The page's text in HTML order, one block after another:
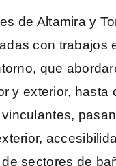
de Altamira y
con trabajos
que
y exterior, hasta
sectores de